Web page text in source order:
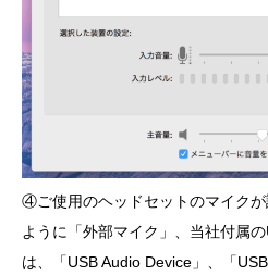
④ご使用のヘッドセットのマイク
ように「外部マイク」、当社付属
は、「USB Audio Device」、「